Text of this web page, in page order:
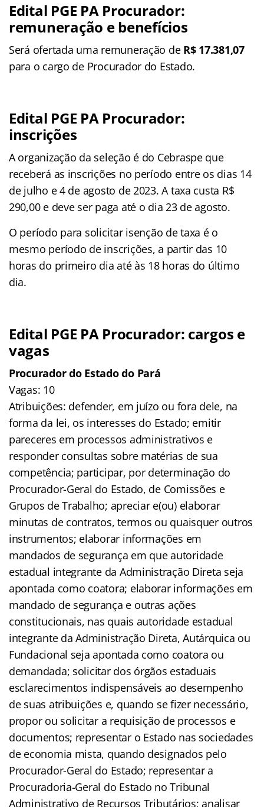
Edital PGE PA Procurador:
remuneração e benefícios
Será ofertada uma remuneração de R$ 17.381,07
para o cargo de Procurador do Estado.
Edital PGE PA Procurador:
inscrições
A organização da seleção é do Cebraspe que
receberá as inscrições no período entre os dias 14
de julho e 4 de agosto de 2023. A taxa custa R$
290,00 e deve ser paga até o dia 23 de agosto.
O período para solicitar isenção de taxa é o
mesmo período de inscrições, a partir das 10
horas do primeiro dia até às 18 horas do último
dia.
Edital PGE PA Procurador: cargos e
vagas
Procurador do Estado do Pará
Vagas: 10
Atribuições: defender, em juízo ou fora dele, na
forma da lei, os interesses do Estado; emitir
pareceres em processos administrativos e
responder consultas sobre matérias de sua
competência; participar, por determinação do
Procurador-Geral do Estado, de Comissões e
Grupos de Trabalho; apreciar e(ou) elaborar
minutas de contratos, termos ou quaisquer outros
instrumentos; elaborar informações em
mandados de segurança em que autoridade
estadual integrante da Administração Direta seja
apontada como coatora; elaborar informações em
mandado de segurança e outras ações
constitucionais, nas quais autoridade estadual
integrante da Administração Direta, Autárquica ou
Fundacional seja apontada como coatora ou
demandada; solicitar dos órgãos estaduais
esclarecimentos indispensáveis ao desempenho
de suas atribuições e, quando se fizer necessário,
propor ou solicitar a requisição de processos e
documentos; representar o Estado nas sociedades
de economia mista, quando designados pelo
Procurador-Geral do Estado; representar a
Procuradoria-Geral do Estado no Tribunal
Administrativo de Recursos Tributários; analisar